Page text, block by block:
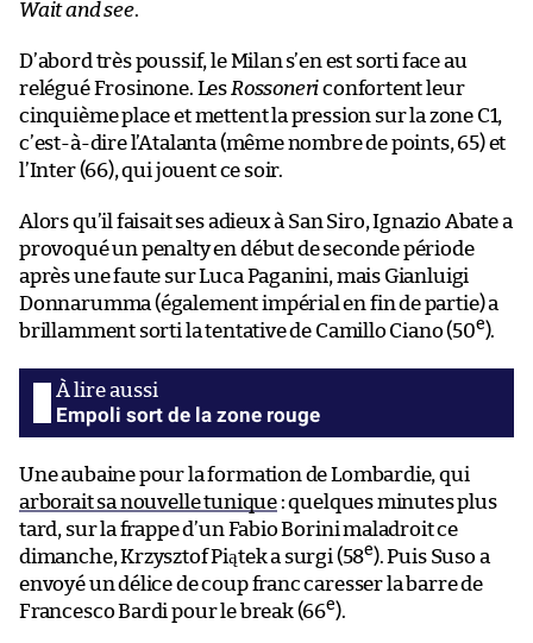
Wait and see.
D’abord très poussif, le Milan s’en est sorti face au
relégué Frosinone. Les Rossonericonfortent leur
cinquième place et mettent la pression sur la zone C1,
c’est-à-dire l’Atalanta (même nombre de points, 65) et
l’Inter (66), qui jouent ce soir.
Alors qu’il faisait ses adieux à San Siro, Ignazio Abate a
provoqué un penalty en début de seconde période
après une faute sur Luca Paganini, mais Gianluigi
Donnarumma (également impérial en fin de partie) a
brillamment sorti la tentative de Camillo Ciano (50e).
Empoli sort de la zone rouge
Une aubaine pour la formation de Lombardie, qui
arborait sa nouvelle tunique: quelques minutes plus
tard, sur la frappe d’un Fabio Borini maladroit ce
dimanche, Krzysztof Piątek a surgi (58e). Puis Suso a
envoyé un délice de coup franc caresser la barre de
Francesco Bardi pour le break (66e).